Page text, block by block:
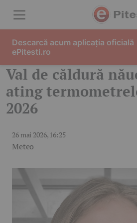
Val de căldură
ating
2026
26 mai 2026, 16:25
Meteo
Descarcă acum aplicația oficială
ePitesti.ro